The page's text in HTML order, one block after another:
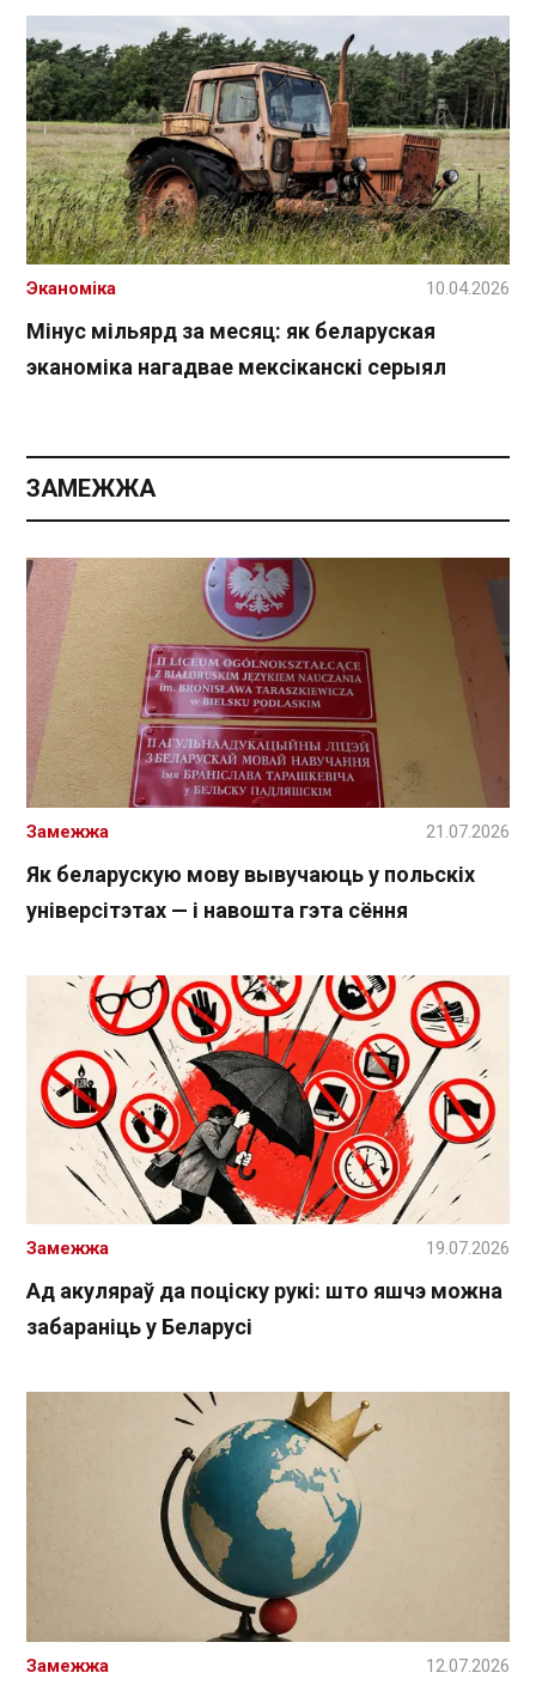
Мінус мільярд за месяц: як беларуская
эканоміка нагадвае мексіканскі серыял
Эканоміка 10.04.2026
ЗАМЕЖЖА
Як беларускую мову вывучаюць у польскіх
універсітэтах — і навошта гэта сёння
Замежжа 21.07.2026
Ад акуляраў да поціску рукі: што яшчэ можна
забараніць у Беларусі
Замежжа 19.07.2026
Замежжа 12.07.2026